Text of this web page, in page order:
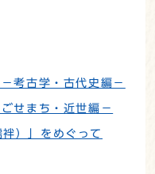
考古学・古代史編－
せまち・近世編－
袢）」をめぐって